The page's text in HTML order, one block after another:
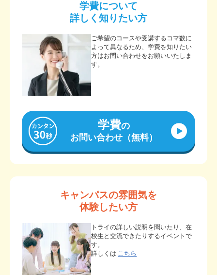
学費について
詳しく知りたい方
ご希望のコースや受講するコマ数に
よって異なるため、学費を知りたい
方はお問い合わせをお願いいたしま
す。
学費の
お問い合わせ（無料）
キャンパスの雰囲気を
体験したい方
トライの詳しい説明を聞いたり、在
校生と交流できたりするイベントで
す。
詳しくは こちら